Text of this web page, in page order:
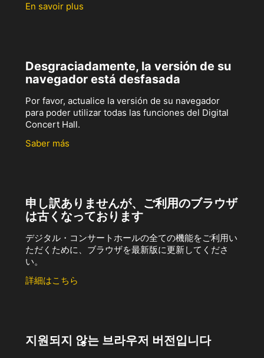
En savoir plus
Desgraciadamente, la versión de su
navegador está desfasada
Por favor, actualice la versión de su navegador
para poder utilizar todas las funciones del Digital
Concert Hall.
Saber más
申し訳ありませんが、ご利用のブラウザ
は古くなっております
デジタル・コンサートホールの全ての機能をご利用い
ただくために、ブラウザを最新版に更新してくださ
い。
詳細はこちら
지원되지 않는 브라우저 버전입니다